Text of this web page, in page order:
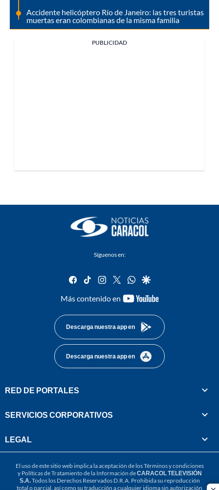
Accidente helicóptero Río de Janeiro: las tres turistas
muertas eran colombianas de la misma familia
PUBLICIDAD
Síguenos en:
facebook
tiktok instagram
twitterwhatsapp
google
Más contenido en
youtube-
Descarga nuestra app en
Descarga nuestra app en
RED DE PORTALES
SERVICIOS CORPORATIVOS
LEGAL
El uso de este sitio web implica la aceptación de losTérminos y condiciones
y Políticas de Tratamiento de la Información deCARACOL TELEVISIÓN
S.A.Todos los Derechos Reservados D.R.A. Prohibida su reproducción
total o parcial, así como su traducción a cualquier idioma sin autorización